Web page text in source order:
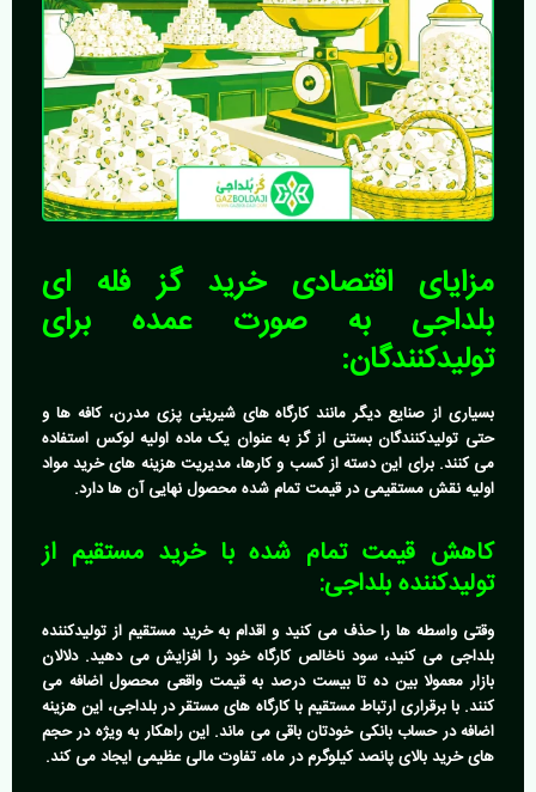
مزایای اقتصادیخرید گز فله ای
بلداجی به صورت عمده برای
تولیدکنندگان:
بسیاری از صنایع دیگر مانند کارگاه های شیرینی پزی مدرن، کافه ها و
حتی تولیدکنندگان بستنی از گز به عنوان یک ماده اولیه لوکس استفاده
می کنند. برای این دسته از کسب و کارها، مدیریت هزینه های خرید مواد
اولیه نقش مستقیمی در قیمت تمام شده محصول نهایی آن ها دارد.
کاهش قیمت تمام شده با خرید مستقیم از
تولیدکننده بلداجی:
وقتی واسطه ها را حذف می کنید و اقدام بهخرید مستقیم از تولیدکننده
بلداجی می کنید، سود ناخالص کارگاه خود را افزایش می دهید. دلالان
بازار معمولا بین ده تا بیست درصد به قیمت واقعی محصول اضافه می
کنند. با برقراری ارتباط مستقیم با کارگاه های مستقر در بلداجی، این هزینه
اضافه در حساب بانکی خودتان باقی می ماند. این راهکار به ویژه در حجم
های خرید بالای پانصد کیلوگرم در ماه، تفاوت مالی عظیمی ایجاد می کند.